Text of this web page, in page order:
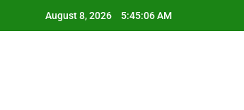
August 8, 2026 5:45:07 AM